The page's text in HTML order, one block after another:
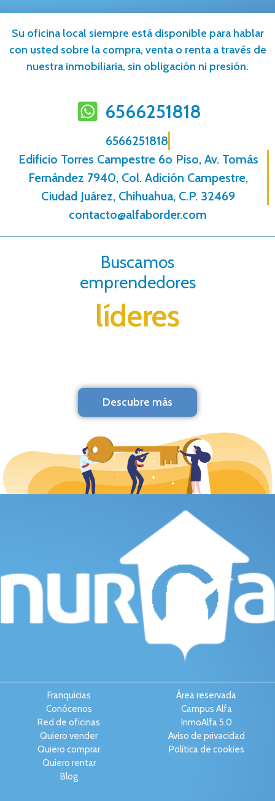
Su oficina local siempre está disponible para hablar
con usted sobre la compra, venta o renta a través de
nuestra inmobiliaria, sin obligación ni presión.
6566251818
6566251818
Edificio Torres Campestre 6o Piso, Av. Tomás
Fernández 7940, Col. Adición Campestre,
Ciudad Juárez, Chihuahua, C.P. 32469
contacto@alfaborder.com
Buscamos
emprendedores
líderes
Descubre más
Franquicias
Conócenos
Red de oficinas
Quiero vender
Quiero comprar
Quiero rentar
Blog
Área reservada
Campus Alfa
InmoAlfa 5.0
Aviso de privacidad
Política de cookies